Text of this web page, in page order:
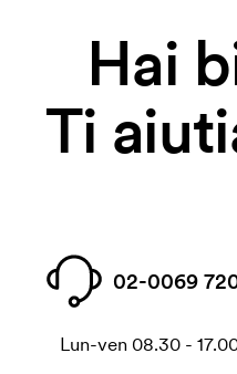
Hai
Ti
02-0069
Lun-ven 08.30 -